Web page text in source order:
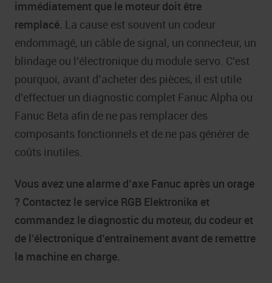
immédiatement que le moteur doit être
remplacé. La cause est souvent un codeur
endommagé, un câble de signal, un connecteur, un
blindage ou l’électronique du module servo. C’est
pourquoi, avant d’acheter des pièces, il est utile
d’effectuer un diagnostic complet Fanuc Alpha ou
Fanuc Beta afin de ne pas remplacer des
composants fonctionnels et de ne pas générer de
coûts inutiles.
Vous avez une alarme d’axe Fanuc après un orage
? Contactez le service RGB Elektronika et
commandez le diagnostic du moteur, du codeur et
de l’électronique d’entraînement avant de remettre
la machine en charge.